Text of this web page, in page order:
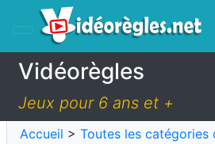
Vidéorègles
Jeux pour 6 ans et +
Accueil > Toutes les catégories